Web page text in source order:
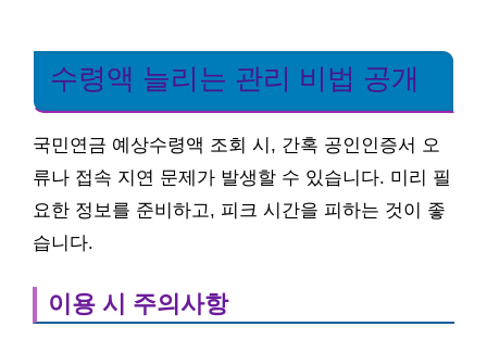
수령액 늘리는 관리 비법 공개
국민연금 예상수령액 조회 시, 간혹 공인인증서 오
류나 접속 지연 문제가 발생할 수 있습니다. 미리 필
요한 정보를 준비하고, 피크 시간을 피하는 것이 좋
습니다.
이용 시 주의사항